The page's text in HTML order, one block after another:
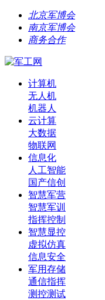
北京军博会
南京军博会
商务合作
计算机
无人机
机器人
云计算
大数据
物联网
信息化
人工智能
国产信创
智慧军营
智慧军训
指挥控制
智慧显控
虚拟仿真
信息安全
军用存储
通信指挥
测控测试